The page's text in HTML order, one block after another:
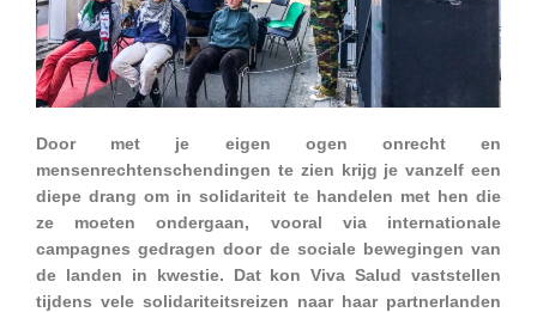
Door met je eigen ogen onrecht en
mensenrechtenschendingen te zien krijg je vanzelf een
diepe drang om in solidariteit te handelen met hen die
ze moeten ondergaan, vooral via internationale
campagnes gedragen door de sociale bewegingen van
de landen in kwestie. Dat kon Viva Salud vaststellen
tijdens vele solidariteitsreizen naar haar partnerlanden